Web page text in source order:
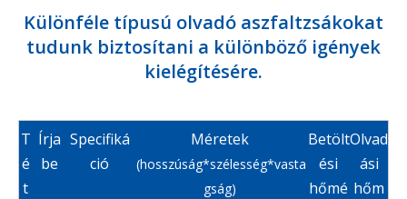
Különféle típusú olvadó aszfaltzsákokat
tudunk biztosítani a különböző igények
kielégítésére.
T
é
t
Írja
be
Specifiká
ció
Méretek
(hosszúság*szélesség*vasta
gság)
Betölt
ési
hőmé
Olvad
ási
hőm